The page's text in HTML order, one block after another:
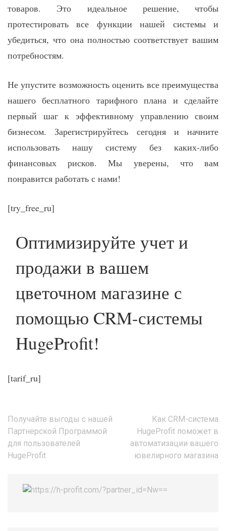
товаров. Это идеальное решение, чтобы
протестировать все функции нашей системы и
убедиться, что она полностью соответствует вашим
потребностям.
Не упустите возможность оценить все преимущества
нашего бесплатного тарифного плана и сделайте
первый шаг к эффективному управлению своим
бизнесом. Зарегистрируйтесь сегодня и начните
использовать нашу систему без каких-либо
финансовых рисков. Мы уверены, что вам
понравится работать с нами!
[try_free_ru]
Оптимизируйте учет и
продажи в вашем
цветочном магазине с
помощью CRM-системы
HugeProfit!
[tarif_ru]
Навигация
по
записям
Получайте выгоды с нашей
Партнерской Программой
для пользователей
HugeProfit
Как CRM-система
HugeProfit поможет в
автоматизации вашего
ювелирного магазина